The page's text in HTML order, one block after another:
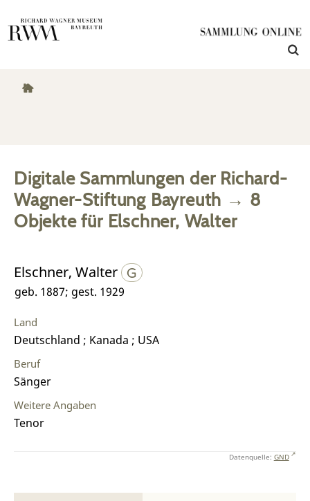
Digitale Sammlungen der Richard-
Wagner-Stiftung Bayreuth → 8
Objektefür Elschner, Walter
Elschner, Walter
geb. 1887; gest. 1929
Land
Deutschland ; Kanada ; USA
Beruf
Sänger
Weitere Angaben
Tenor
Datenquelle: GND